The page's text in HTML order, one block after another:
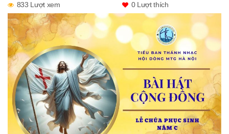
833 Lượt xem 0Lượt thích